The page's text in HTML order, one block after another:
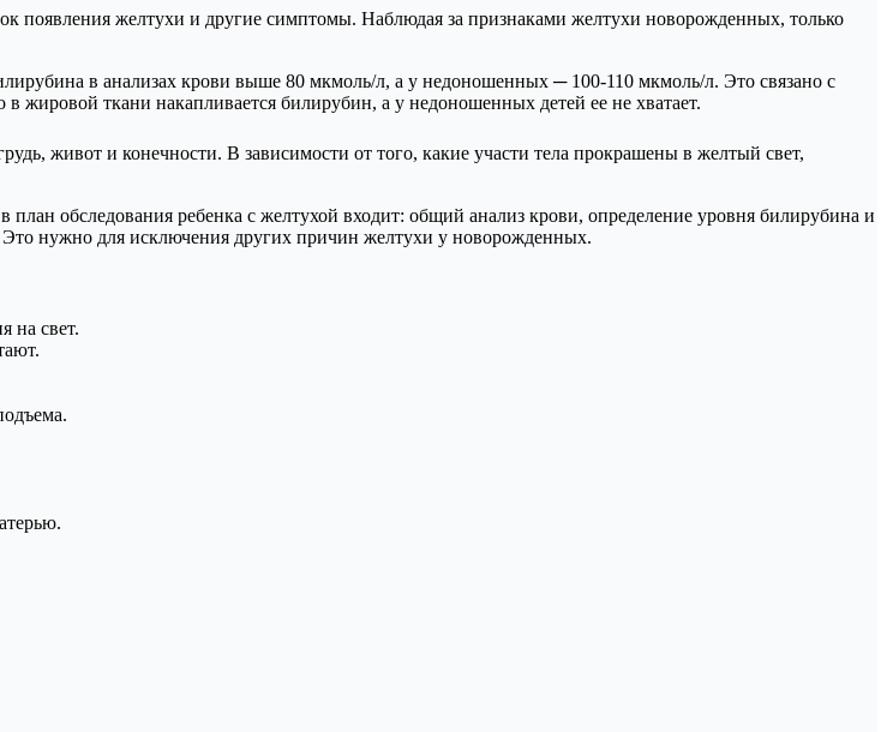
появления желтухи и другие симптомы. Наблюдая за признаками желтухи новорожденных, только
в анализах крови выше 80 мкмоль/л, а у недоношенных ─ 100-110 мкмоль/л. Это связано с
ткани накапливается билирубин, а у недоношенных детей ее не хватает.
живот и конечности. В зависимости от того, какие участи тела прокрашены в желтый свет,
обследования ребенка с желтухой входит: общий анализ крови, определение уровня билирубина и
Это нужно для исключения других причин желтухи у новорожденных.
на свет.